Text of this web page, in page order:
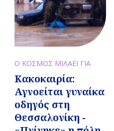
Ο ΚΟΣΜΟΣ ΜΙΛΑΕΙ ΓΙΑ
Κακοκαιρία:
Αγνοείται γυναίκα
οδηγός στη
Θεσσαλονίκη -